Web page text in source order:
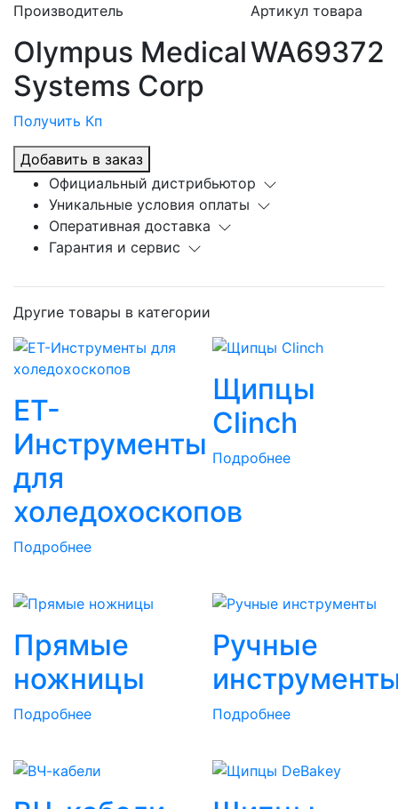
Производитель
Olympus Medical
Systems Corp
Артикул товара
WA69372
Получить Кп
Добавить в заказ
Официальный дистрибьютор
Уникальные условия оплаты
Оперативная доставка
Гарантия и сервис
Другие товары в категории
ЕТ-
Инструменты
для
холедохоскопов
Подробнее
Щипцы
Clinch
Подробнее
Прямые
ножницы
Подробнее
Ручные
Подробнее